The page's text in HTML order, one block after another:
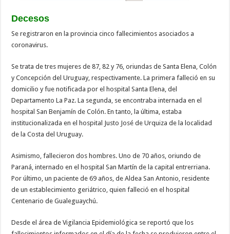
Decesos
Se registraron en la provincia cinco fallecimientos asociados a
coronavirus.
Se trata de tres mujeres de 87, 82 y 76, oriundas de Santa Elena, Colón
y Concepción del Uruguay, respectivamente. La primera falleció en su
domicilio y fue notificada por el hospital Santa Elena, del
Departamento La Paz. La segunda, se encontraba internada en el
hospital San Benjamín de Colón. En tanto, la última, estaba
institucionalizada en el hospital Justo José de Urquiza de la localidad
de la Costa del Uruguay.
Asimismo, fallecieron dos hombres. Uno de 70 años, oriundo de
Paraná, internado en el hospital San Martín de la capital entrerriana.
Por último, un paciente de 69 años, de Aldea San Antonio, residente
de un establecimiento geriátrico, quien falleció en el hospital
Centenario de Gualeguaychú.
Desde el área de Vigilancia Epidemiológica se reportó que los